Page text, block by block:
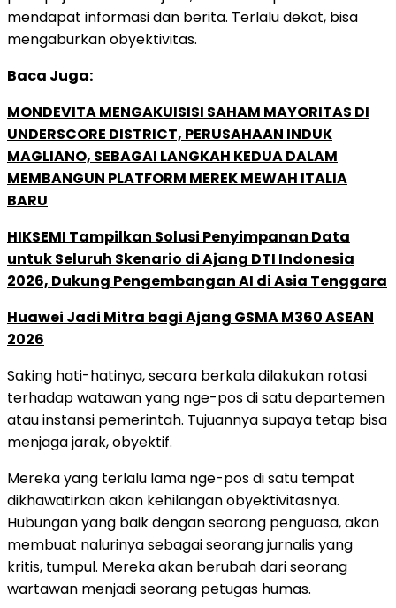
mendapat informasi dan berita. Terlalu dekat, bisa
mengaburkan obyektivitas.
Baca Juga:
MONDEVITA MENGAKUISISI SAHAM MAYORITAS DI
UNDERSCORE DISTRICT, PERUSAHAAN INDUK
MAGLIANO, SEBAGAI LANGKAH KEDUA DALAM
MEMBANGUN PLATFORM MEREK MEWAH ITALIA
BARU
HIKSEMI Tampilkan Solusi Penyimpanan Data
untuk Seluruh Skenario di Ajang DTI Indonesia
2026, Dukung Pengembangan AI di Asia Tenggara
Huawei Jadi Mitra bagi Ajang GSMA M360 ASEAN
2026
Saking hati-hatinya, secara berkala dilakukan rotasi
terhadap watawan yang nge-pos di satu departemen
atau instansi pemerintah. Tujuannya supaya tetap bisa
menjaga jarak, obyektif.
Mereka yang terlalu lama nge-pos di satu tempat
dikhawatirkan akan kehilangan obyektivitasnya.
Hubungan yang baik dengan seorang penguasa, akan
membuat nalurinya sebagai seorang jurnalis yang
kritis, tumpul. Mereka akan berubah dari seorang
wartawan menjadi seorang petugas humas.